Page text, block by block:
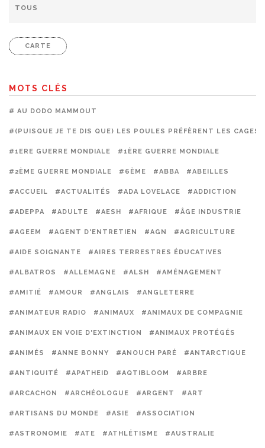
CARTE
MOTS CLÉS
# AU DODO MAMMOUT
#(PUISQUE JE TE DIS QUE) LES POULES PRÉFÈRENT LES CAGES
#1ERE GUERRE MONDIALE #1ÈRE GUERRE MONDIALE
#2ÈME GUERRE MONDIALE #6ÈME #ABBA #ABEILLES
#ACCUEIL #ACTUALITÉS #ADA LOVELACE #ADDICTION
#ADEPPA #ADULTE #AESH #AFRIQUE #ÂGE INDUSTRIE
#AGEEM #AGENT D'ENTRETIEN #AGN #AGRICULTURE
#AIDE SOIGNANTE #AIRES TERRESTRES ÉDUCATIVES
#ALBATROS #ALLEMAGNE #ALSH #AMÉNAGEMENT
#AMITIÉ #AMOUR #ANGLAIS #ANGLETERRE
#ANIMATEUR RADIO #ANIMAUX #ANIMAUX DE COMPAGNIE
#ANIMAUX EN VOIE D'EXTINCTION #ANIMAUX PROTÉGÉS
#ANIMÉS #ANNE BONNY #ANOUCH PARÉ #ANTARCTIQUE
#ANTIQUITÉ #APATHEID #AQTIBLOOM #ARBRE
#ARCACHON #ARCHÉOLOGUE #ARGENT #ART
#ARTISANS DU MONDE #ASIE #ASSOCIATION
#ASTRONOMIE #ATE #ATHLÉTISME #AUSTRALIE